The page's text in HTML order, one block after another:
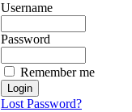
Username
Password
Remember me
Lost Password?